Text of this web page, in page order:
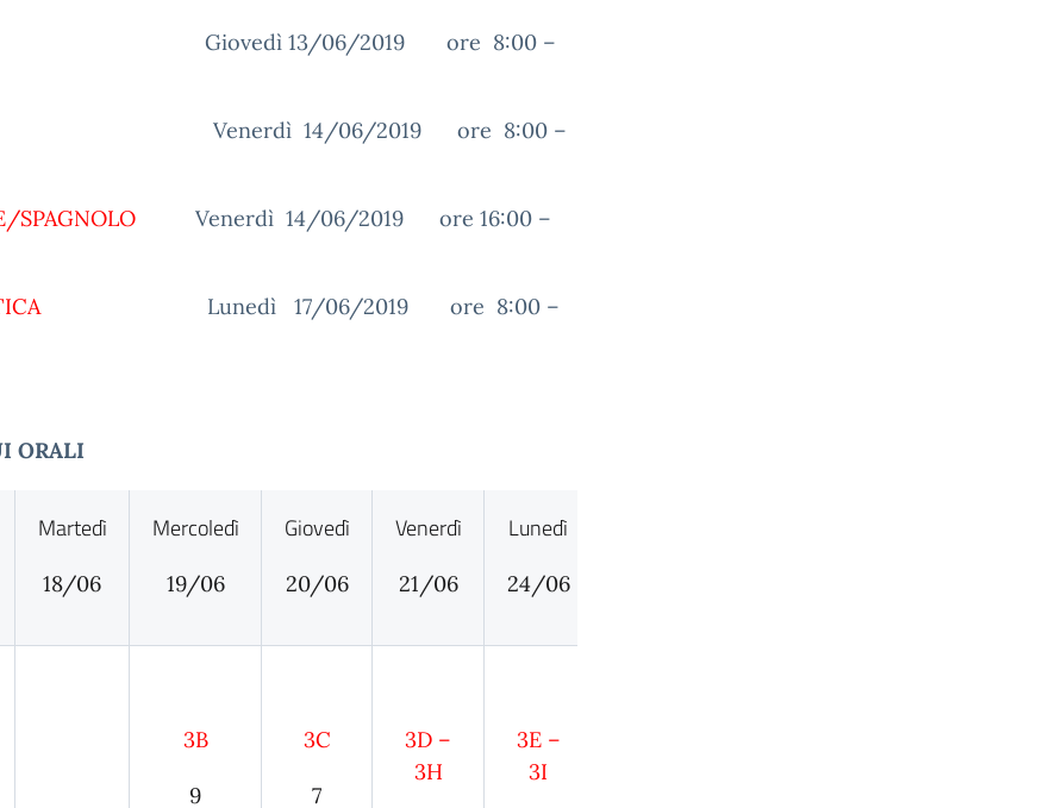
Giovedì 13/06/2019 ore 8:00 –
Venerdì 14/06/2019 ore 8:00 –
SPAGNOLO Venerdì 14/06/2019 ore 16:00 –
Lunedì 17/06/2019 ore 8:00 –
ORALI
Martedì
18/06
Mercoledì
19/06
Giovedì
20/06
Venerdì
21/06
Lunedì
24/06
3B
9
3C
7
3D –
3H
3E –
3I